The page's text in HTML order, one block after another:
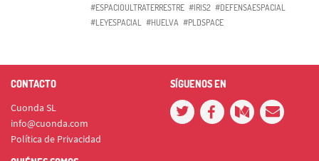
#ESPACIOULTRATERRESTRE #IRIS2 #DEFENSAESPACIAL
#LEYESPACIAL
#HUELVA #PLDSPACE
CONTACTO
Cuonda SL
info@cuonda.com
Política de Privacidad
SÍGUENOS EN